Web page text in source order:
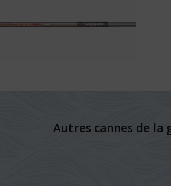
Autres cannes de la